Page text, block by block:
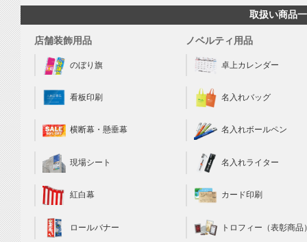
取扱い商品
店舗装飾用品
のぼり旗
看板印刷
横断幕・懸垂幕
現場シート
紅白幕
ロールバナー
ノベルティ用品
卓上カレンダー
名入れバッグ
名入れボールペン
名入れライター
カード印刷
トロフィー（表彰商品